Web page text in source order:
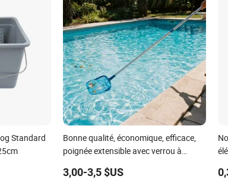
Standard
Bonne qualité, économique, efficace,
poignée extensible avec verrou à
3,00-3,5 $US